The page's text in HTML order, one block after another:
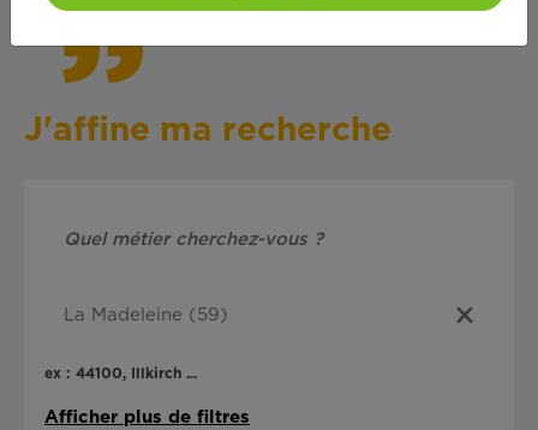
J'affine ma recherche
ex : 44100, Illkirch ...
Afficher plus de filtres